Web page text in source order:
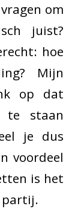
om
juist?
hoe
Mijn
op dat
te staan
je dus
voordeel
is het
partij.